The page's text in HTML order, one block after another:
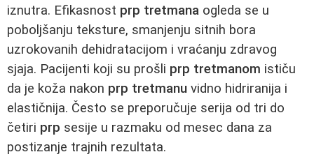
iznutra. Efikasnost prp tretmana ogleda se u
poboljšanju teksture, smanjenju sitnih bora
uzrokovanih dehidratacijom i vraćanju zdravog
sjaja. Pacijenti koji su prošli prp tretmanom ističu
da je koža nakon prp tretmanu vidno hidriranija i
elastičnija. Često se preporučuje serija od tri do
četiri prp sesije u razmaku od mesec dana za
postizanje trajnih rezultata.